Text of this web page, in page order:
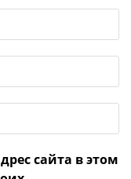
сайта в этом